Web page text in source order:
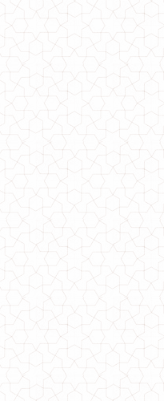
женский ангора